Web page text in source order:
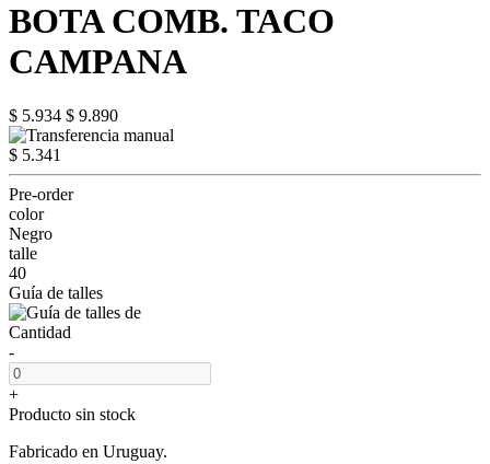
BOTA COMB. TACO
CAMPANA
$ 5.934 $ 9.890
$ 5.341
Pre-order
color
Negro
talle
40
Guía de talles
Cantidad
-
+
Producto sin stock
Fabricado en Uruguay.